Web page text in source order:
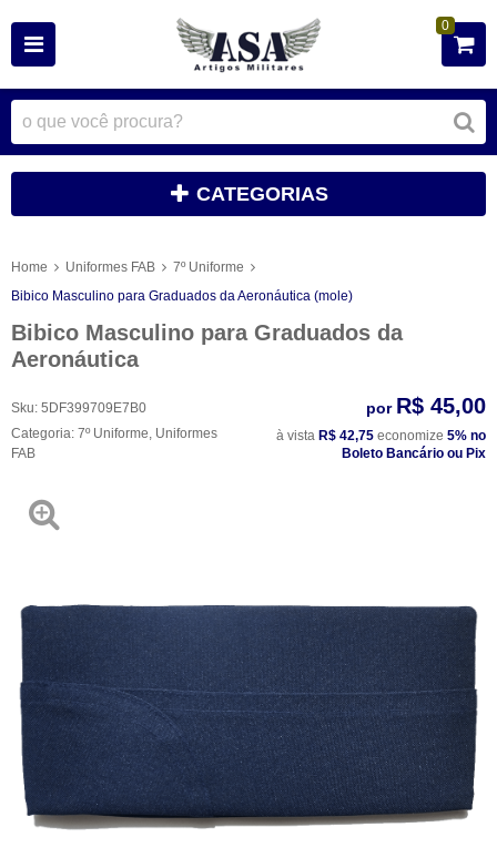
0
CATEGORIAS
Home Uniformes FAB
7º Uniforme
Bibico Masculino para Graduados da Aeronáutica (mole)
Bibico Masculino para Graduados da
Aeronáutica
Sku: 5DF399709E7B0
Categoria: 7º Uniforme Uniformes
FAB
por R$ 45,00
à vista R$ 42,75 economize 5% no
Boleto Bancário ou Pix